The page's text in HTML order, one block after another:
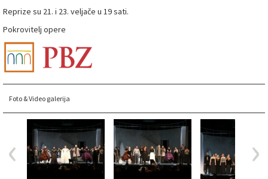
Reprize su 21. i 23. veljače u 19 sati.
Pokrovitelj opere
Foto & Video galerija